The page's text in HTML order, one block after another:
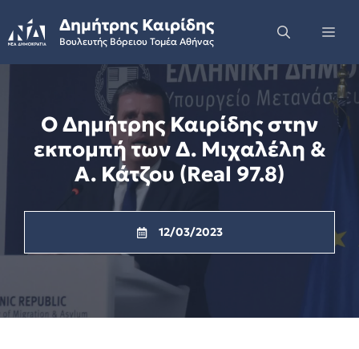
to
content
Δημήτρης Καιρίδης
Βουλευτής Βόρειου Τομέα Αθήνας
Ο Δημήτρης Καιρίδης στην
εκπομπή των Δ. Μιχαλέλη &
A. Κάτζου (Real 97.8)
12/03/2023